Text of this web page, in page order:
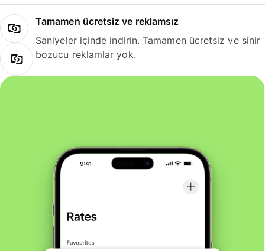
Tamamen ücretsiz ve reklamsız
Saniyeler içinde indirin. Tamamen ücretsiz ve sinir
bozucu reklamlar yok.